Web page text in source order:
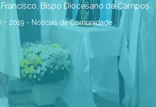
Bispo Diocesano de Campos
• 2019 - Notícias da Comunidade